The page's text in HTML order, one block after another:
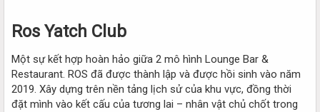
Ros Yatch Club
Một sự kết hợp hoàn hảo giữa 2 mô hình Lounge Bar &
Restaurant. ROS đã được thành lập và được hồi sinh vào năm
2019. Xây dựng trên nền tảng lịch sử của khu vực, đồng thời
đặt mình vào kết cấu của tương lai – nhân vật chủ chốt trong